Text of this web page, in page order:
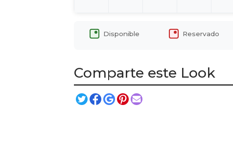
Disponible Reservado
Comparte este Look